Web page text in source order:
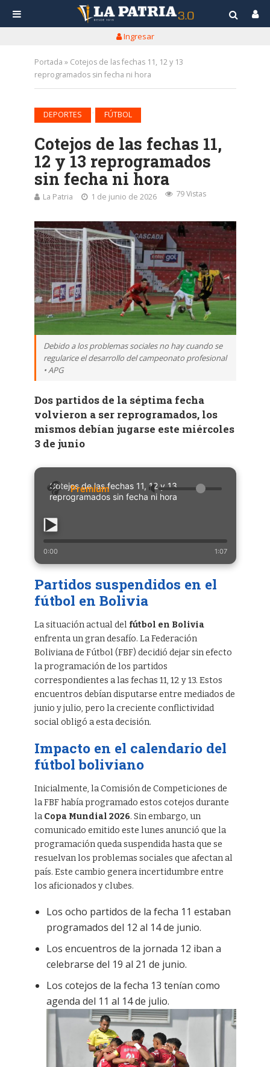
Ingresar
Portada » Cotejos de las fechas 11, 12 y 13
reprogramados sin fecha ni hora
DEPORTES FÚTBOL
Cotejos de las fechas 11,
12 y 13 reprogramados
sin fecha ni hora
La Patria 1 de junio de 2026 79 Vistas
Debido a los problemas sociales no hay cuando se
regularice el desarrollo del campeonato profesional
• APG
Dos partidos de la séptima fecha
volvieron a ser reprogramados, los
mismos debían jugarse este miércoles
3 de junio
Cotejos de las fechas 11, 12 y 13
reprogramados sin fecha ni hora
🔈
0:00 1:07
Partidos suspendidos en el
fútbol en Bolivia
La situación actual del fútbol en Bolivia
enfrenta un gran desafío. La Federación
Boliviana de Fútbol (FBF) decidió dejar sin efecto
la programación de los partidos
correspondientes a las fechas 11, 12 y 13. Estos
encuentros debían disputarse entre mediados de
junio y julio, pero la creciente conflictividad
social obligó a esta decisión.
Impacto en el calendario del
fútbol boliviano
Inicialmente, la Comisión de Competiciones de
la FBF había programado estos cotejos durante
la Copa Mundial 2026. Sin embargo, un
comunicado emitido este lunes anunció que la
programación queda suspendida hasta que se
resuelvan los problemas sociales que afectan al
país. Este cambio genera incertidumbre entre
los aficionados y clubes.
Los ocho partidos de la fecha 11 estaban
programados del 12 al 14 de junio.
Los encuentros de la jornada 12 iban a
celebrarse del 19 al 21 de junio.
Los cotejos de la fecha 13 tenían como
agenda del 11 al 14 de julio.